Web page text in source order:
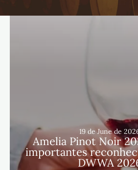
19 de June de
Amelia Pinot Noir
importantes
DWWA